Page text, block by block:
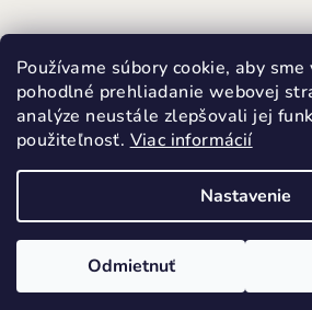
Používame súbory cookie, aby
pohodlné prehliadanie webovej
analýze neustále zlepšovali jej
použiteľnosť. Viac informácií
Nastavenie
Odmietnuť
Sledovať na Instagrame
Upraviť nastavenie
Vytvoril